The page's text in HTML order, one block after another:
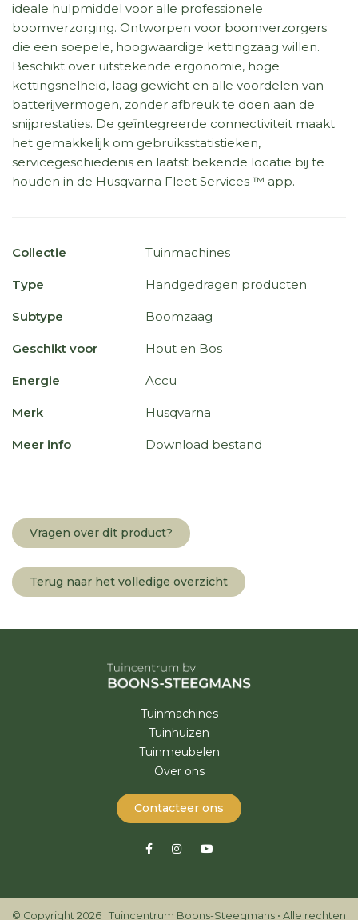
ideale hulpmiddel voor alle professionele
boomverzorging. Ontworpen voor boomverzorgers
die een soepele, hoogwaardige kettingzaag willen.
Beschikt over uitstekende ergonomie, hoge
kettingsnelheid, laag gewicht en alle voordelen van
batterijvermogen, zonder afbreuk te doen aan de
snijprestaties. De geïntegreerde connectiviteit maakt
het gemakkelijk om gebruiksstatistieken,
servicegeschiedenis en laatst bekende locatie bij te
houden in de Husqvarna Fleet Services ™ app.
Collectie Tuinmachines
Type Handgedragen producten
Subtype Boomzaag
Geschikt voor Hout en Bos
Energie Accu
Merk Husqvarna
Meer info Download bestand
Vragen over dit product?
Terug naar het volledige overzicht
Tuinmachines
Tuinhuizen
Tuinmeubelen
Over ons
Contacteer ons
© Copyright 2026 | Tuincentrum Boons-Steegmans • Alle rechten